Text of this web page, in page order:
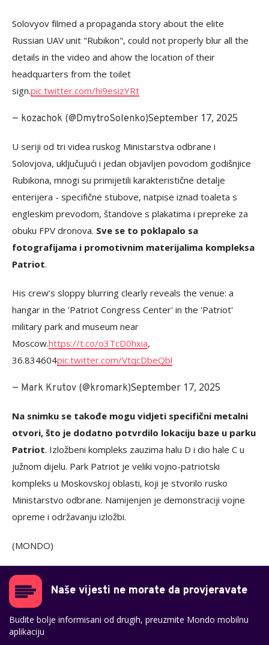
Solovyov filmed a propaganda story about the elite
Russian UAV unit "Rubikon", could not properly blur all the
details in the video and ahow the location of their
headquarters from the toilet
sign.pic.twitter.com/hi9esizYRt
— kozachok (@DmytroSolenko)September 17, 2025
U seriji od tri videa ruskog Ministarstva odbrane i
Solovjova, uključujući i jedan objavljen povodom godišnjice
Rubikona, mnogi su primijetili karakteristične detalje
enterijera - specifične stubove, natpise iznad toaleta s
engleskim prevodom, štandove s plakatima i prepreke za
obuku FPV dronova. Sve se to poklapalo sa
fotografijama i promotivnim materijalima kompleksa
Patriot.
His crew’s sloppy blurring clearly reveals the venue: a
hangar in the 'Patriot Congress Center' in the 'Patriot'
military park and museum near
Moscow.https://t.co/o3TcD0hxia,
36.834604pic.twitter.com/VtqcDbeQbl
— Mark Krutov (@kromark)September 17, 2025
Na snimku se takođe mogu vidjeti specifični metalni
otvori, što je dodatno potvrdilo lokaciju baze u parku
Patriot. Izložbeni kompleks zauzima halu D i dio hale C u
južnom dijelu. Park Patriot je veliki vojno-patriotski
kompleks u Moskovskoj oblasti, koji je stvorilo rusko
Ministarstvo odbrane. Namijenjen je demonstraciji vojne
opreme i održavanju izložbi.
(MONDO)
Naše vijesti ne morate da provjeravate
Budite bolje informisani od drugih, preuzmite Mondo mobilnu
aplikaciju